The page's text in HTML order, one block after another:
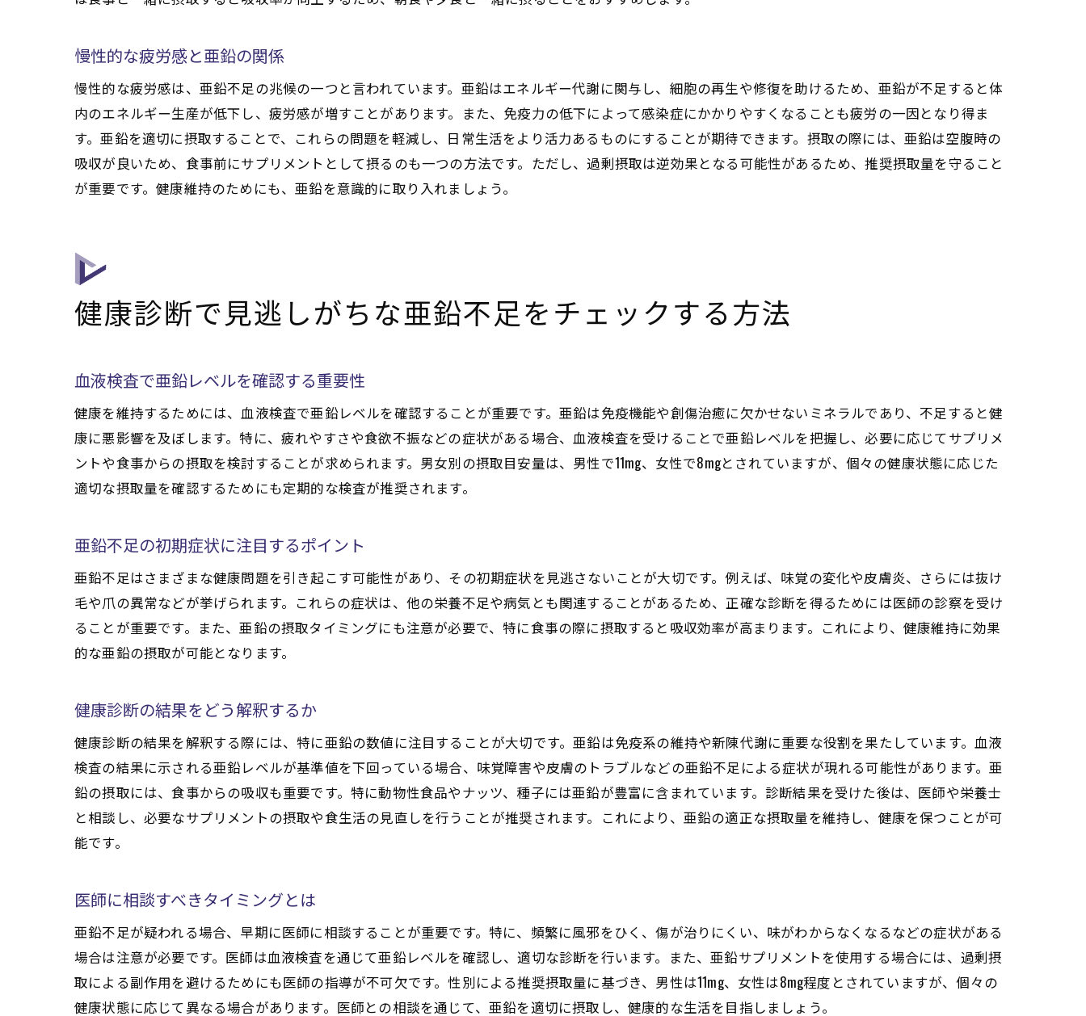
亜鉛不足を示す他の血液指標
医師からのアドバイスを活用する
自己判断を避けるためのガイドライン
検査結果から見る健康状態の全体像
日々の食事で効率的に亜鉛を摂取する実践的な方法
食材の調理法で変わる亜鉛の吸収率
慢性的な疲労感と亜鉛の関係
慢性的な疲労感は、亜鉛不足の兆候の一つと言われています。亜鉛はエネルギー代謝に関与し、細胞の再生や修復を助けるため、亜鉛が不足すると体
内のエネルギー生産が低下し、疲労感が増すことがあります。また、免疫力の低下によって感染症にかかりやすくなることも疲労の一因となり得ま
す。亜鉛を適切に摂取することで、これらの問題を軽減し、日常生活をより活力あるものにすることが期待できます。摂取の際には、亜鉛は空腹時の
吸収が良いため、食事前にサプリメントとして摂るのも一つの方法です。ただし、過剰摂取は逆効果となる可能性があるため、推奨摂取量を守ること
が重要です。健康維持のためにも、亜鉛を意識的に取り入れましょう。
健康診断で見逃しがちな亜鉛不足をチェックする方法
血液検査で亜鉛レベルを確認する重要性
健康を維持するためには、血液検査で亜鉛レベルを確認することが重要です。亜鉛は免疫機能や創傷治癒に欠かせないミネラルであり、不足すると健
康に悪影響を及ぼします。特に、疲れやすさや食欲不振などの症状がある場合、血液検査を受けることで亜鉛レベルを把握し、必要に応じてサプリメ
ントや食事からの摂取を検討することが求められます。男女別の摂取目安量は、男性で11mg、女性で8mgとされていますが、個々の健康状態に応じた
適切な摂取量を確認するためにも定期的な検査が推奨されます。
亜鉛不足の初期症状に注目するポイント
亜鉛不足はさまざまな健康問題を引き起こす可能性があり、その初期症状を見逃さないことが大切です。例えば、味覚の変化や皮膚炎、さらには抜け
毛や爪の異常などが挙げられます。これらの症状は、他の栄養不足や病気とも関連することがあるため、正確な診断を得るためには医師の診察を受け
ることが重要です。また、亜鉛の摂取タイミングにも注意が必要で、特に食事の際に摂取すると吸収効率が高まります。これにより、健康維持に効果
的な亜鉛の摂取が可能となります。
健康診断の結果をどう解釈するか
健康診断の結果を解釈する際には、特に亜鉛の数値に注目することが大切です。亜鉛は免疫系の維持や新陳代謝に重要な役割を果たしています。血液
検査の結果に示される亜鉛レベルが基準値を下回っている場合、味覚障害や皮膚のトラブルなどの亜鉛不足による症状が現れる可能性があります。亜
鉛の摂取には、食事からの吸収も重要です。特に動物性食品やナッツ、種子には亜鉛が豊富に含まれています。診断結果を受けた後は、医師や栄養士
と相談し、必要なサプリメントの摂取や食生活の見直しを行うことが推奨されます。これにより、亜鉛の適正な摂取量を維持し、健康を保つことが可
能です。
医師に相談すべきタイミングとは
亜鉛不足が疑われる場合、早期に医師に相談することが重要です。特に、頻繁に風邪をひく、傷が治りにくい、味がわからなくなるなどの症状がある
場合は注意が必要です。医師は血液検査を通じて亜鉛レベルを確認し、適切な診断を行います。また、亜鉛サプリメントを使用する場合には、過剰摂
取による副作用を避けるためにも医師の指導が不可欠です。性別による推奨摂取量に基づき、男性は11mg、女性は8mg程度とされていますが、個々の
健康状態に応じて異なる場合があります。医師との相談を通じて、亜鉛を適切に摂取し、健康的な生活を目指しましょう。